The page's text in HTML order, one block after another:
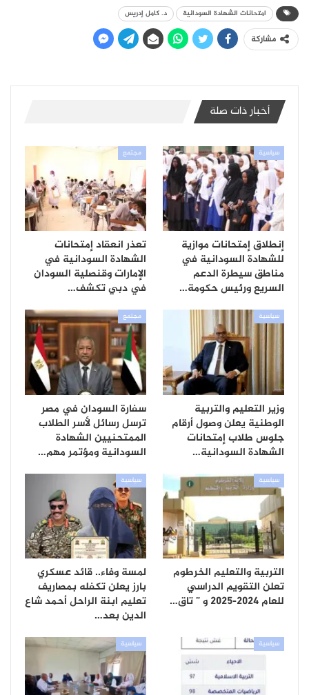
امتحانات الشهادة السودانية د. كامل إدريس
مشاركة
أخبار ذات صلة
سياسية
إنطلاق إمتحانات موازية
للشهادة السودانية في
مناطق سيطرة الدعم
السريع ورئيس حكومة…
مجتمع
تعذر انعقاد إمتحانات
الشهادة السودانية في
الإمارات وقنصلية السودان
في دبي تكشف…
سياسية
وزير التعليم والتربية
الوطنية يعلن وصول أرقام
جلوس طلاب إمتحانات
الشهادة السودانية…
مجتمع
سفارة السودان في مصر
ترسل رسائل لأسر الطلاب
الممتحنيين الشهادة
السودانية ومؤتمر مهم…
سياسية
التربية والتعليم الخرطوم
تعلن التقويم الدراسي
للعام 2024-2025 و ” تاق…
سياسية
لمسة وفاء.. قائد عسكري
بارز يعلن تكفله بمصاريف
تعليم ابنة الراحل أحمد شاع
الدين بعد…
سياسية سياسية